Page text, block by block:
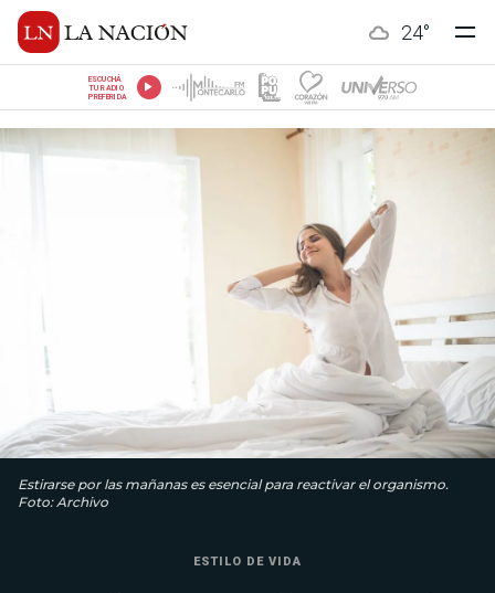
24°
ESCUCHÁ
TU RADIO
PREFERIDA
Estirarse por las mañanas es esencial para reactivar el organismo.
Foto: Archivo
ESTILO DE VIDA